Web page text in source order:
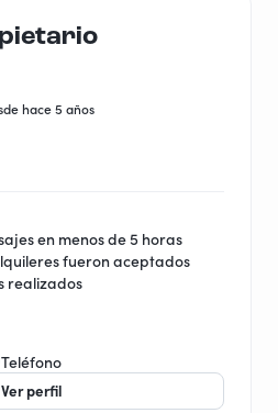
hace 5 años
en menos de 5 horas
fueron aceptados
realizados
Teléfono
Ver perfil